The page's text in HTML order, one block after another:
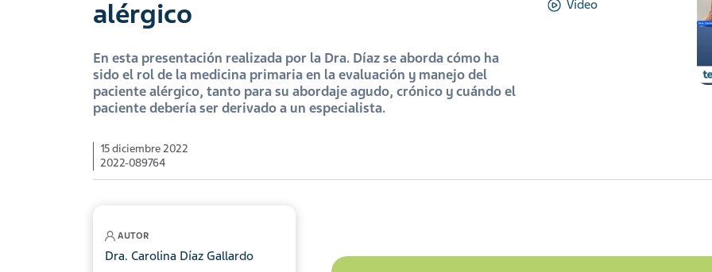
alérgico
En esta presentación realizada por la Dra. Díaz se aborda cómo ha
sido el rol de la medicina primaria en la evaluación y manejo del
paciente alérgico, tanto para su abordaje agudo, crónico y cuándo el
paciente debería ser derivado a un especialista.
15 diciembre 2022
2022-089764
Video
AUTOR
Dra. Carolina Díaz Gallardo